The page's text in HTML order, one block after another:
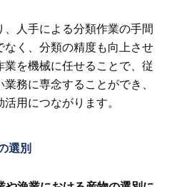
人手による分類作業の手間
く、分類の精度も向上させ
を機械に任せることで、従
務に専念することができ、
用につながります。
選別